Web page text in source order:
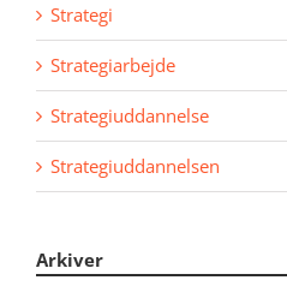
Strategi
Strategiarbejde
Strategiuddannelse
Strategiuddannelsen
Arkiver